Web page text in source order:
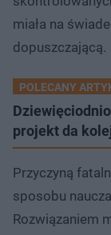
miała na
dopuszczającą.
POLECANY
projekt da
Przyczyną
sposobu
Rozwiązaniem